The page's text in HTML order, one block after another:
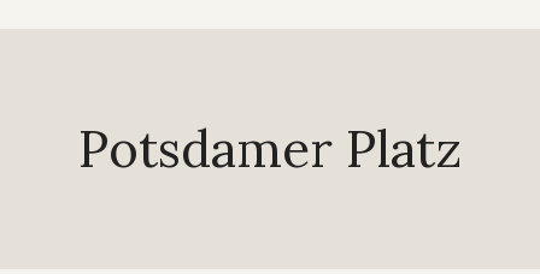
Potsdamer Platz